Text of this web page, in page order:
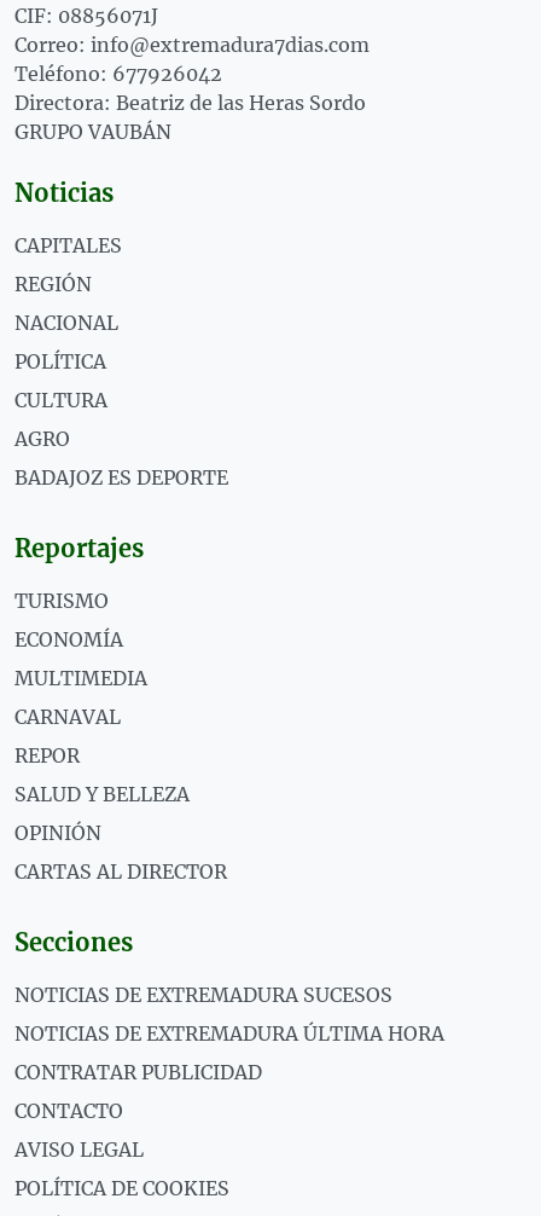
CIF: 08856071J
Correo: info@extremadura7dias.com
Teléfono: 677926042
Directora: Beatriz de las Heras Sordo
GRUPO VAUBÁN
Noticias
CAPITALES
REGIÓN
NACIONAL
POLÍTICA
CULTURA
AGRO
BADAJOZ ES DEPORTE
Reportajes
TURISMO
ECONOMÍA
MULTIMEDIA
CARNAVAL
REPOR
SALUD Y BELLEZA
OPINIÓN
CARTAS AL DIRECTOR
Secciones
NOTICIAS DE EXTREMADURA SUCESOS
NOTICIAS DE EXTREMADURA ÚLTIMA HORA
CONTRATAR PUBLICIDAD
CONTACTO
AVISO LEGAL
POLÍTICA DE COOKIES